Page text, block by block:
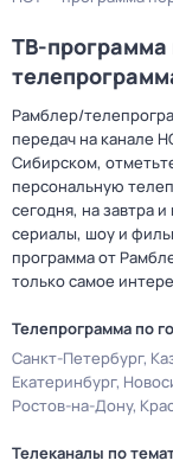
ТВ-
Рамблер/
передач на канале
Сибирском,
персональную
сегодня, на завтра
сериалы, шоу и
программа от
только самое
Телепрограмма по
Санкт-Петербург
Екатеринбург
Ростов-на-Дону
Телеканалы по